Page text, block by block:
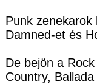
Punk
Damned-et és
De bejön a
Country,